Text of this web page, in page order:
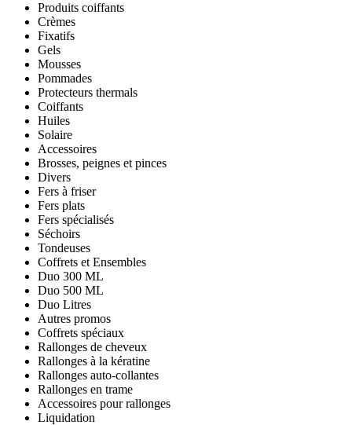
Produits coiffants
Crèmes
Fixatifs
Gels
Mousses
Pommades
Protecteurs thermals
Coiffants
Huiles
Solaire
Accessoires
Brosses, peignes et pinces
Divers
Fers à friser
Fers plats
Fers spécialisés
Séchoirs
Tondeuses
Coffrets et Ensembles
Duo 300 ML
Duo 500 ML
Duo Litres
Autres promos
Coffrets spéciaux
Rallonges de cheveux
Rallonges à la kératine
Rallonges auto-collantes
Rallonges en trame
Accessoires pour rallonges
Liquidation